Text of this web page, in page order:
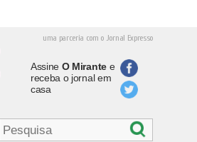
uma parceria com o Jornal Expresso
Assine O Mirantee
receba o jornal em
casa